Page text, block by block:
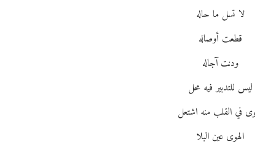
لا تسل ما حاله
قطعت أوصاله
ودنت آجاله
ليس للتدبير فيه محل
في القلب منه اشتعل
الهوى عين البلا